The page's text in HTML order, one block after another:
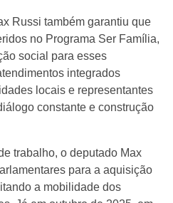
Russi também garantiu que
no Programa Ser Família,
social para esses
integrados
locais e representantes
constante e construção
trabalho, o deputado Max
para a aquisição
a mobilidade dos